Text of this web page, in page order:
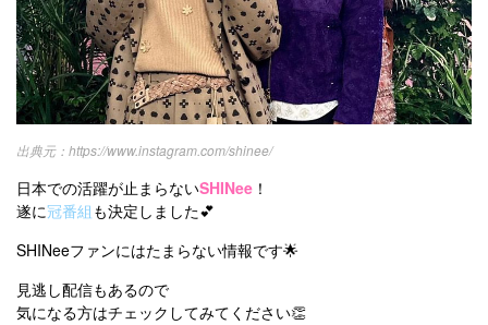
https://www.instagram.com/shinee/
日本での活躍が止まらないSHINee ！
遂に冠番組 も決定しました💕
SHINeeファンにはたまらない情報です🌟
見逃し配信もあるので
気になる方はチェックしてみてください👏